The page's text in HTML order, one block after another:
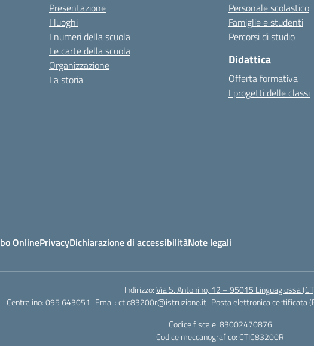
Presentazione
I luoghi
I numeri della scuola
Le carte della scuola
Organizzazione
La storia
Personale scolastico
Famiglie e studenti
Percorsi di studio
Didattica
Offerta formativa
I progetti delle classi
OnlinePrivacyDichiarazione di accessibilitàNote legali
Indirizzo:Via S. Antonino, 12 – 95015 Linguaglossa
Centralino:095 643051 Email:ctic83200r@istruzione.it Posta elettronica certificata
Codice fiscale: 83002470876
Codice meccanografico: CTIC83200R